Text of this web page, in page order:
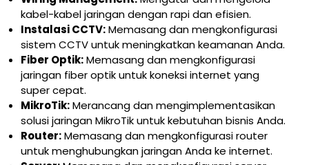
kabel-kabel jaringan dengan rapi dan efisien.
Instalasi CCTV:Memasang dan mengkonfigurasi
sistem CCTV untuk meningkatkan keamanan Anda.
Fiber Optik:Memasang dan mengkonfigurasi
jaringan fiber optik untuk koneksi internet yang
super cepat.
MikroTik:Merancang dan mengimplementasikan
solusi jaringan MikroTik untuk kebutuhan bisnis Anda.
Router:Memasang dan mengkonfigurasi router
untuk menghubungkan jaringan Anda ke internet.